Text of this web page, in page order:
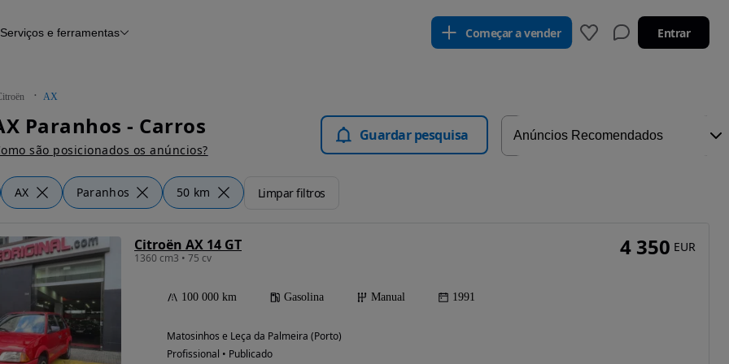
Histórico do veículo
Serviços e ferramentas Começar a vender Entrar
AX
Paranhos - Carros
são posicionados os anúncios?
Guardar pesquisa
AX Paranhos 50 km Limpar filtros
Citroën AX 14 GT
1360 cm3 • 75 cv
100 000 km Gasolina Manual 1991
Matosinhos e Leça da Palmeira (Porto)
Profissional • Publicado
4 350 EUR